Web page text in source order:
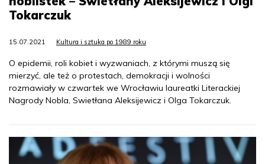
Tokarczuk
15.07.2021 Kultura i sztuka po 1989 roku
O epidemii, roli kobiet i wyzwaniach, z którymi muszą się
mierzyć, ale też o protestach, demokracji i wolności
rozmawiały w czwartek we Wrocławiu laureatki Literackiej
Nagrody Nobla, Swietłana Aleksijewicz i Olga Tokarczuk.